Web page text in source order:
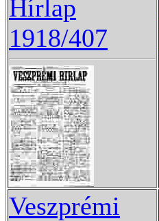
Hírlap
1918/407
Veszprémi